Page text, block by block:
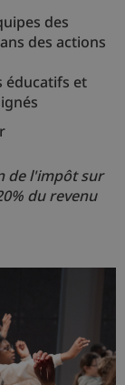
des
des actions
éducatifs et
de l'impôt sur
du revenu